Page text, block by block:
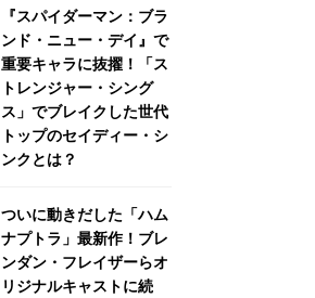
『スパイダーマン：ブラ
ンド・ニュー・デイ』で
重要キャラに抜擢！「ス
トレンジャー・シング
ス」でブレイクした世代
トップのセイディー・シ
ンクとは？
ついに動きだした「ハム
ナプトラ」最新作！ブレ
ンダン・フレイザーらオ
リジナルキャストに続